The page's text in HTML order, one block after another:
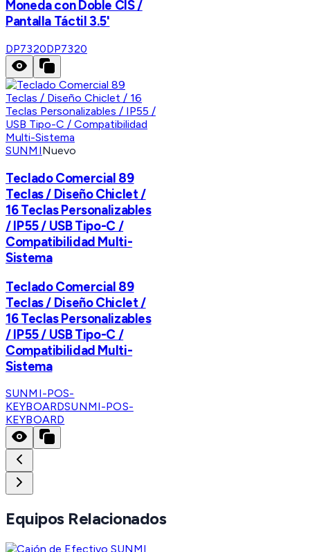
Moneda con Doble CIS /
Pantalla Táctil 3.5'
DP7320DP7320
SUNMINuevo
Teclado Comercial 89
Teclas / Diseño Chiclet /
16 Teclas Personalizables
/ IP55 / USB Tipo-C /
Compatibilidad Multi-
Sistema
Teclado Comercial 89
Teclas / Diseño Chiclet /
16 Teclas Personalizables
/ IP55 / USB Tipo-C /
Compatibilidad Multi-
Sistema
SUNMI-POS-
KEYBOARDSUNMI-POS-
KEYBOARD
Equipos Relacionados